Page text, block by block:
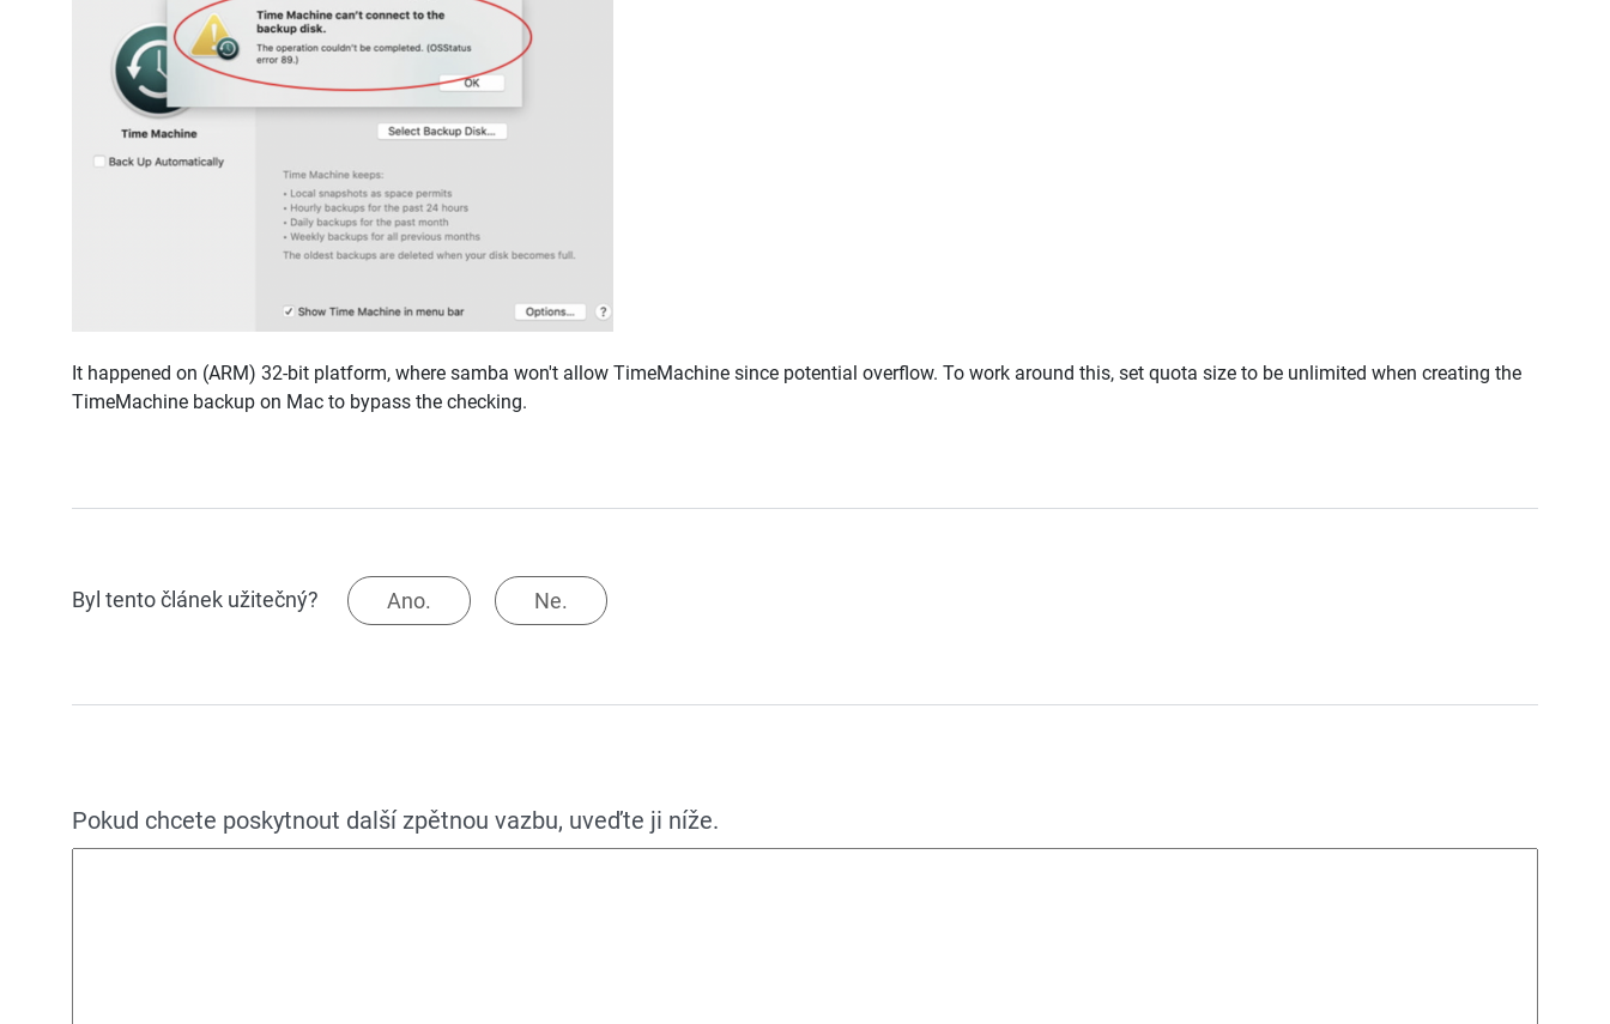
It happened on (ARM) 32-bit platform, where samba won't allow TimeMachine since potential overflow. To work around this, set quota size to be unlimited when creating the
TimeMachine backup on Mac to bypass the checking.
Byl tento článek užitečný? Ano. Ne.
Pokud chcete poskytnout další zpětnou vazbu, uveďte ji níže.